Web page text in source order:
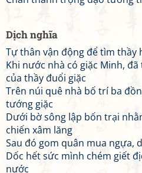
Dịch nghĩa
Tự thân vận động để tìm thầy
Khi nước nhà có giặc Minh,
của thầy đuổi giặc
Trên núi quê nhà bố trí ba
tướng giặc
Dưới bờ sông lập bốn trại
chiến xâm lăng
Sau đó gom quân mua ngựa,
Dốc hết sức mình chém giết
nước